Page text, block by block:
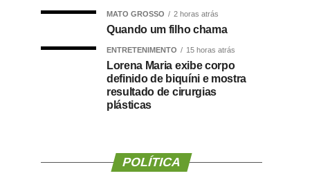
MATO GROSSO 2 horas atrás
Quando um filho chama
ENTRETENIMENTO 15 horas atrás
Lorena Maria exibe corpo
definido de biquíni e mostra
resultado de cirurgias
plásticas
POLÍTICA